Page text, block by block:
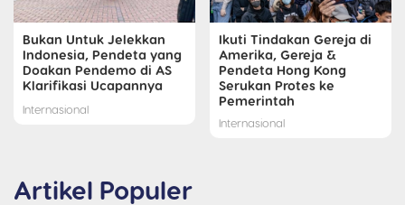
Bukan Untuk Jelekkan
Indonesia, Pendeta yang
Doakan Pendemo di AS
Klarifikasi Ucapannya
Internasional
Ikuti Tindakan Gereja di
Amerika, Gereja &
Pendeta Hong Kong
Serukan Protes ke
Pemerintah
Internasional
Artikel Populer